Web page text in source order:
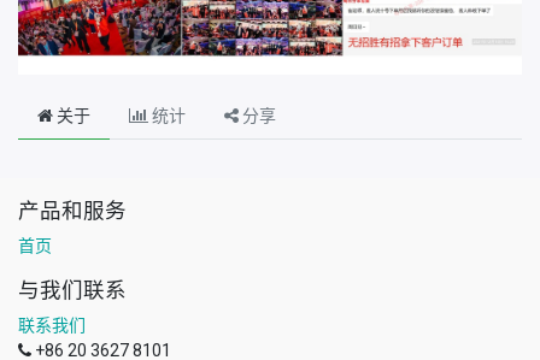
关于 统计 分享
产品和服务
首页
与我们联系
联系我们
+86 20 3627 8101